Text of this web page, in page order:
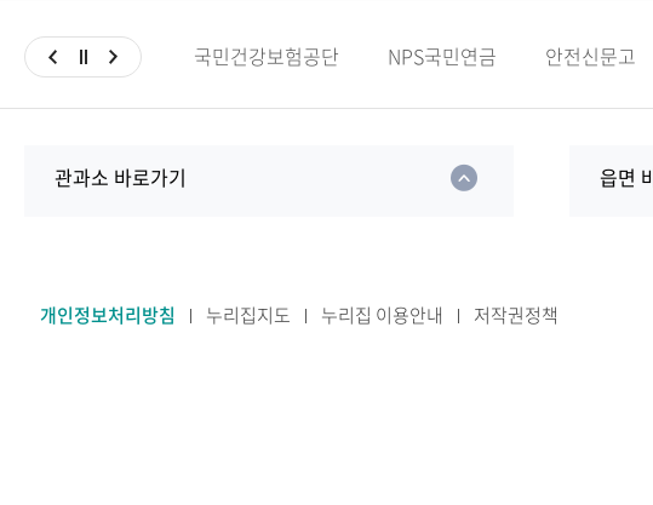
국민건강보험공단 NPS국민연금 안전신문고
관과소 바로가기 읍면
개인정보처리방침 누리집지도 누리집 이용안내 저작권정책